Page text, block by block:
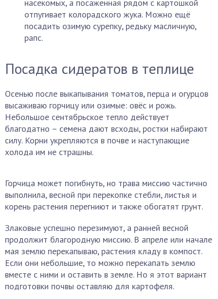
насекомых, а посаженная рядом с картошкой
отпугивает колорадского жука. Можно ещё
посадить озимую сурепку, редьку масличную,
рапс.
Посадка сидератов в теплице
Осенью после выкапывания томатов, перца и огурцов
высаживаю горчицу или озимые: овёс и рожь.
Небольшое сентябрьское тепло действует
благодатно – семена дают всходы, ростки набирают
силу. Корни укрепляются в почве и наступающие
холода им не страшны.
Горчица может погибнуть, но трава миссию частично
выполнила, весной при перекопке стебли, листья и
корень растения перегниют и также обогатят грунт.
Злаковые успешно перезимуют, а ранней весной
продолжит благородную миссию. В апреле или начале
мая землю перекапываю, растения кладу в компост.
Если они небольшие, то можно перекапать землю
вместе с ними и оставить в земле. Но я этот вариант
подготовки почвы оставляю для картофеля.